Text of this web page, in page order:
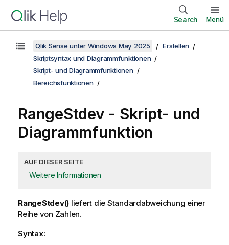
Search Menü
Qlik Sense unter Windows May 2025
Erstellen
Skriptsyntax und Diagrammfunktionen
Skript- und Diagrammfunktionen
Bereichsfunktionen
RangeStdev - Skript- und
Diagrammfunktion
AUF DIESER SEITE
Weitere Informationen
RangeStdev() liefert die Standardabweichung einer
Reihe von Zahlen.
Syntax: